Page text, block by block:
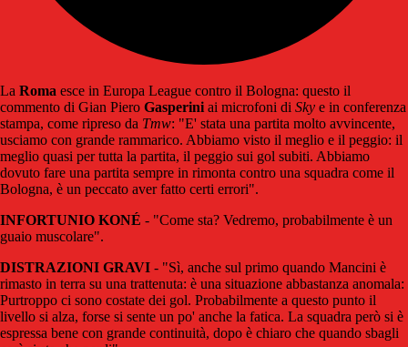
La Roma esce in Europa League contro il Bologna: questo il
commento di Gian Piero Gasperini ai microfoni di Sky e in conferenza
stampa, come ripreso da Tmw: "E' stata una partita molto avvincente,
usciamo con grande rammarico. Abbiamo visto il meglio e il peggio: il
meglio quasi per tutta la partita, il peggio sui gol subiti. Abbiamo
dovuto fare una partita sempre in rimonta contro una squadra come il
Bologna, è un peccato aver fatto certi errori".
INFORTUNIO KONÉ - "Come sta? Vedremo, probabilmente è un
guaio muscolare".
DISTRAZIONI GRAVI - "Sì, anche sul primo quando Mancini è
rimasto in terra su una trattenuta: è una situazione abbastanza anomala:
Purtroppo ci sono costate dei gol. Probabilmente a questo punto il
livello si alza, forse si sente un po' anche la fatica. La squadra però si è
espressa bene con grande continuità, dopo è chiaro che quando sbagli